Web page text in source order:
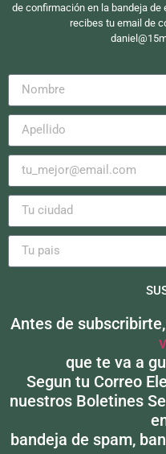
de confirmación en la bandeja de
recibes tu email de
Alternative:
Antes de subscribirte,
que te va a
Segun tu Correo
nuestros Boletines
bandeja de spam,